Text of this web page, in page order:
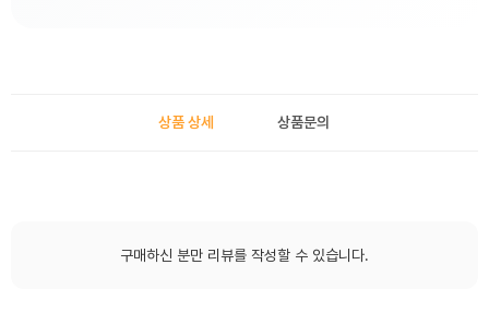
상품 상세 상품문의
구매하신 분만 리뷰를 작성할 수 있습니다.